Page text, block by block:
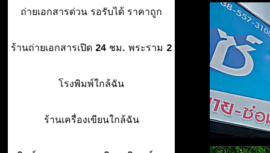
ถ่ายเอกสารด่วน รอรับได้ ราคาถูก
ร้านถ่ายเอกสารเปิด 24 ชม. พระราม 2
โรงพิมพ์ใกล้ฉัน
ร้านเครื่องเขียนใกล้ฉัน